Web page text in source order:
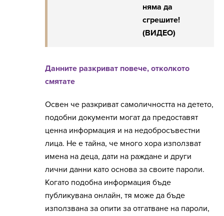
няма да
сгрешите!
(ВИДЕО)
Данните разкриват повече, отколкото
смятате
Освен че разкриват самоличността на детето,
подобни документи могат да предоставят
ценна информация и на недобросъвестни
лица. Не е тайна, че много хора използват
имена на деца, дати на раждане и други
лични данни като основа за своите пароли.
Когато подобна информация бъде
публикувана онлайн, тя може да бъде
използвана за опити за отгатване на пароли,